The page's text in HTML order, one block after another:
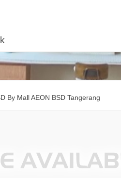
By Mall AEON BSD Tangerang